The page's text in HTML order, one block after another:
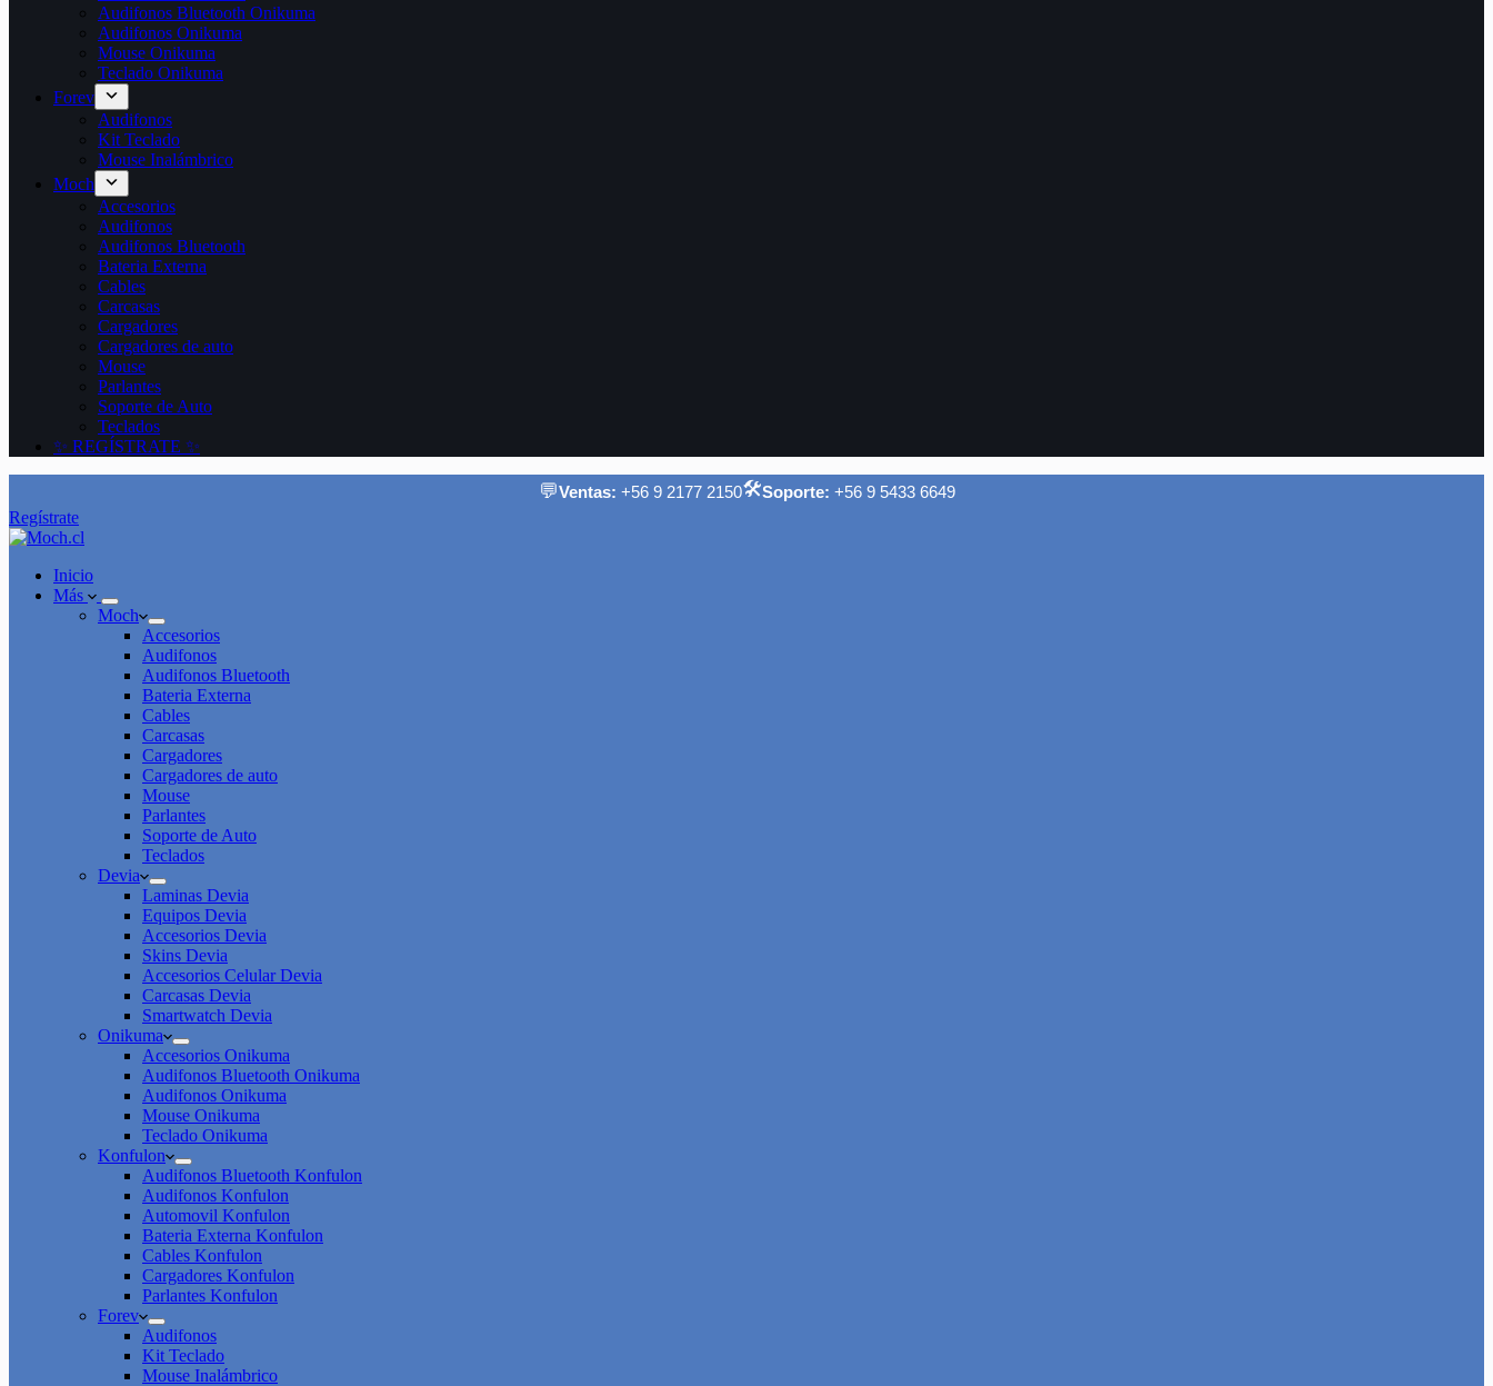
Audifonos Bluetooth Onikuma
Audifonos Onikuma
Mouse Onikuma
Teclado Onikuma
Forev
Audifonos
Kit Teclado
Mouse Inalámbrico
Moch
Accesorios
Audifonos
Audifonos Bluetooth
Bateria Externa
Cables
Carcasas
Cargadores
Cargadores de auto
Mouse
Parlantes
Soporte de Auto
Teclados
✨ REGÍSTRATE ✨
💬Ventas: +56 9 2177 2150🛠️Soporte: +56 9 5433 6649
Regístrate
Inicio
Más
Moch
Accesorios
Audifonos
Audifonos Bluetooth
Bateria Externa
Cables
Carcasas
Cargadores
Cargadores de auto
Mouse
Parlantes
Soporte de Auto
Teclados
Devia
Laminas Devia
Equipos Devia
Accesorios Devia
Skins Devia
Accesorios Celular Devia
Carcasas Devia
Smartwatch Devia
Onikuma
Accesorios Onikuma
Audifonos Bluetooth Onikuma
Audifonos Onikuma
Mouse Onikuma
Teclado Onikuma
Konfulon
Audifonos Bluetooth Konfulon
Audifonos Konfulon
Automovil Konfulon
Bateria Externa Konfulon
Cables Konfulon
Cargadores Konfulon
Parlantes Konfulon
Forev
Audifonos
Kit Teclado
Mouse Inalámbrico